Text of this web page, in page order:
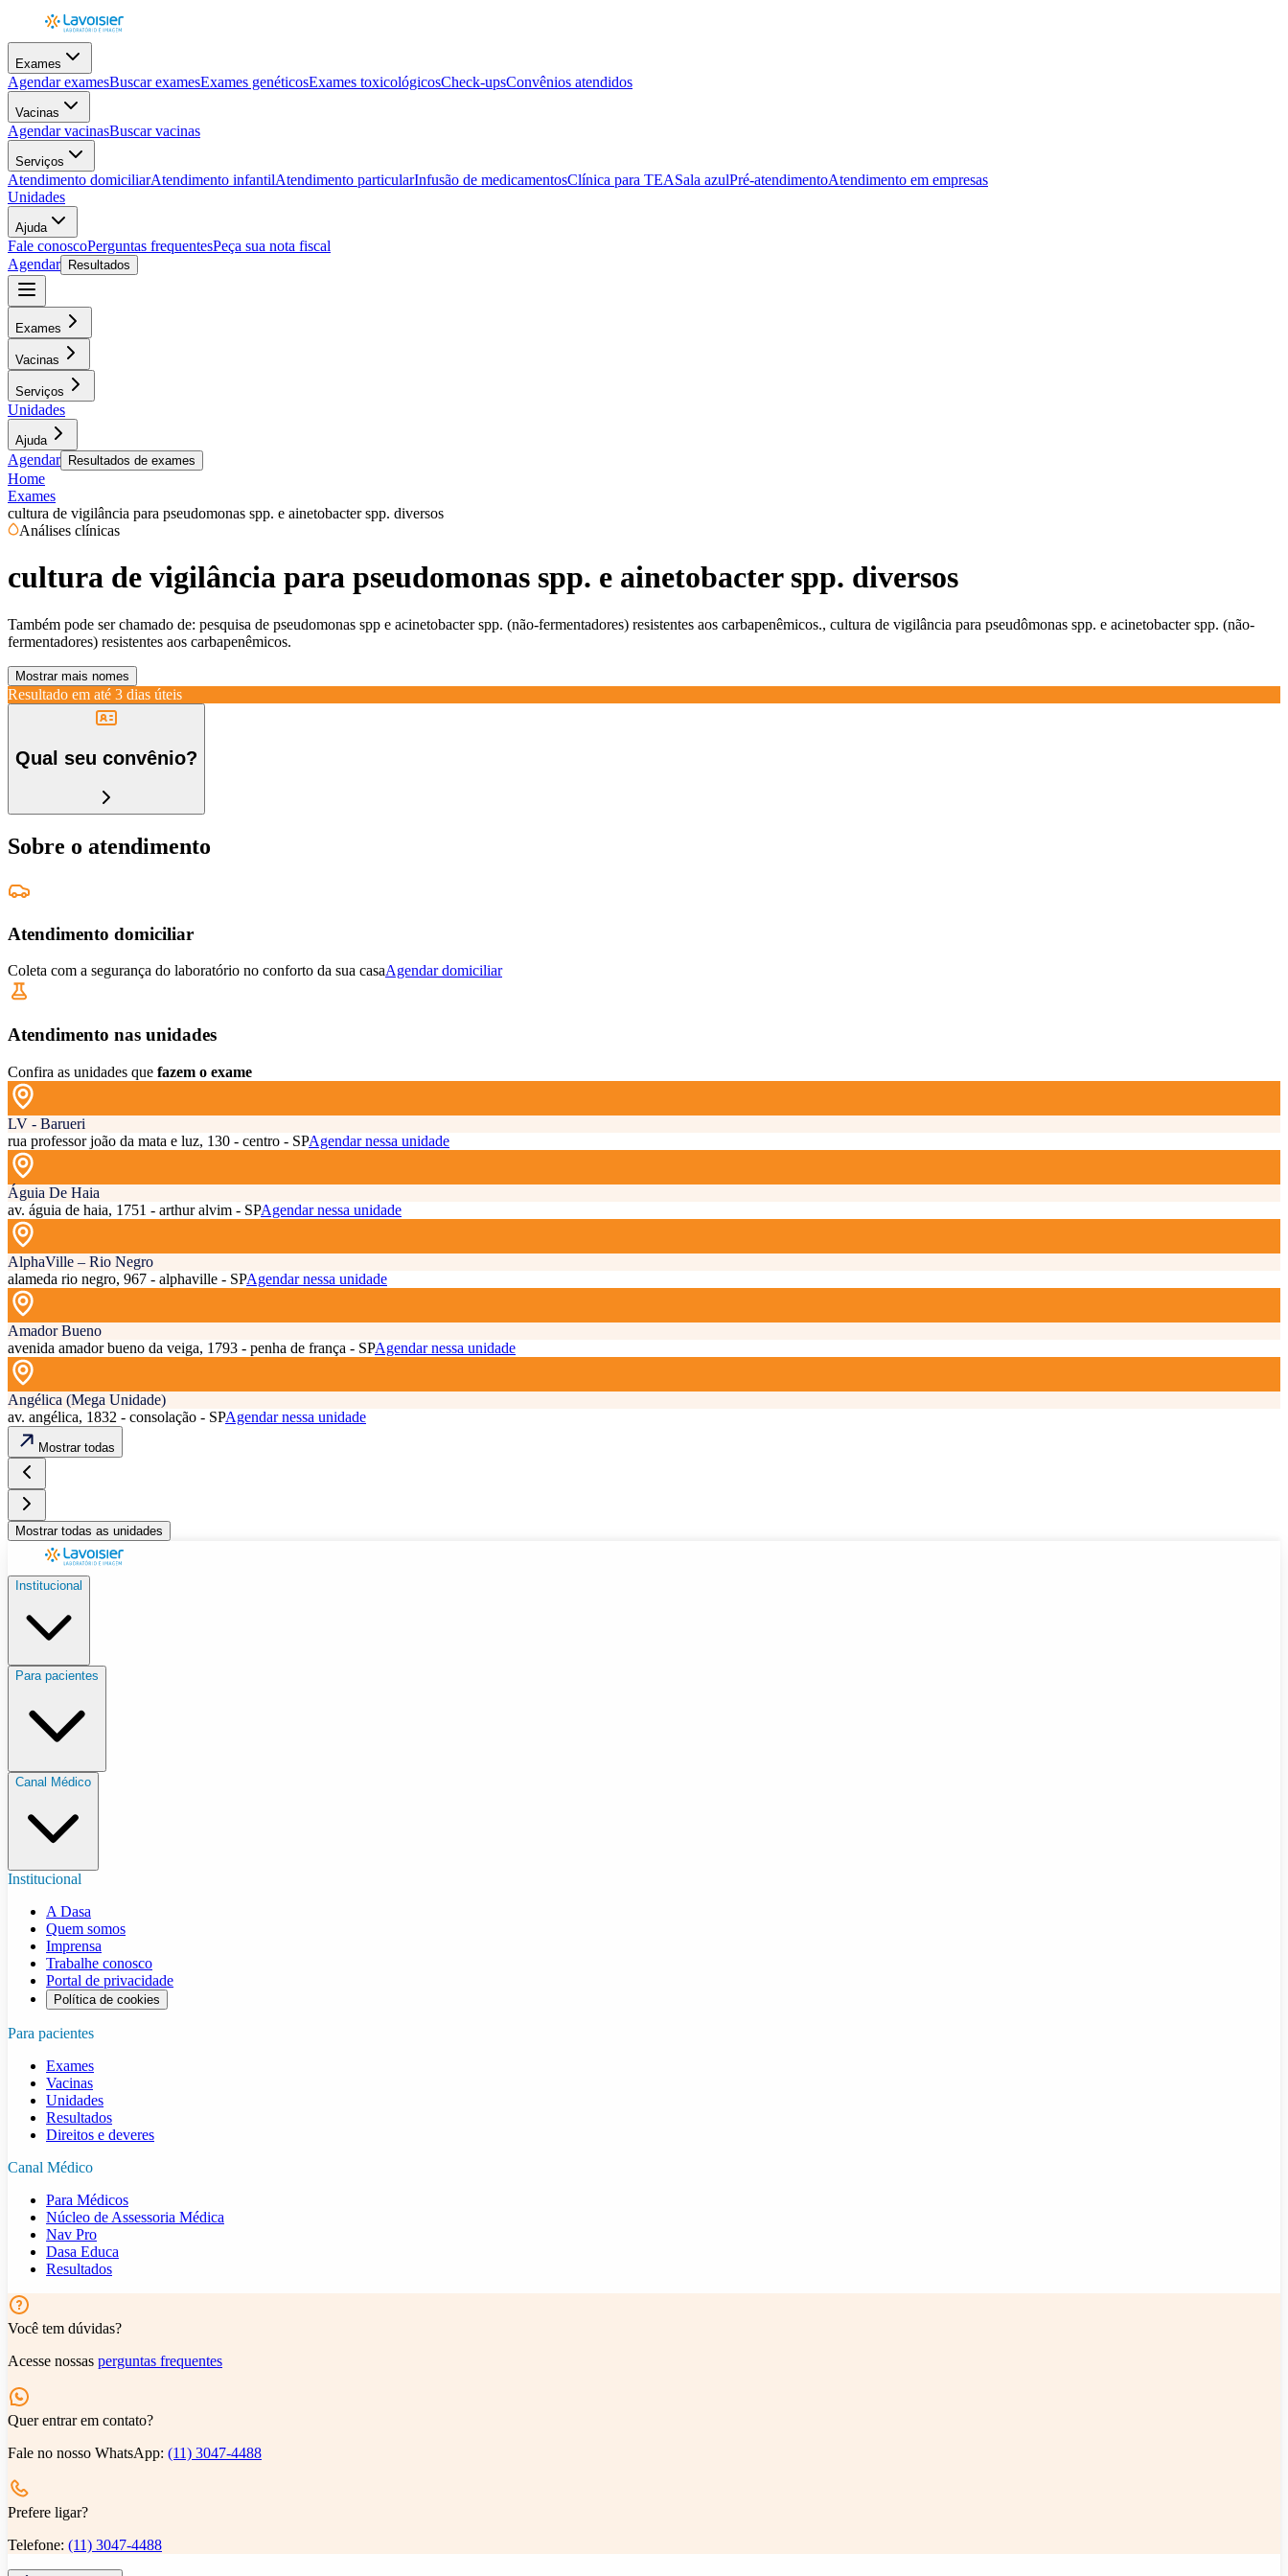
Exames
Agendar examesBuscar examesExames genéticosExames toxicológicosCheck-upsConvênios atendidos
Vacinas
Agendar vacinasBuscar vacinas
Serviços
Atendimento domiciliarAtendimento infantilAtendimento particularInfusão de medicamentosClínica para TEASala azulPré-atendimentoAtendimento em empresas
Unidades
Ajuda
Fale conoscoPerguntas frequentesPeça sua nota fiscal
Agendar
Resultados
Exames
Vacinas
Serviços
Unidades
Ajuda
Agendar Resultados de exames
Home
Exames
cultura de vigilância para pseudomonas spp. e ainetobacter spp. diversos
Análises clínicas
cultura de vigilância para pseudomonas spp. e ainetobacter spp. diversos
Também pode ser chamado de: pesquisa de pseudomonas spp e acinetobacter spp. (não-fermentadores) resistentes aos carbapenêmicos., cultura de vigilância para pseudômonas spp. e acinetobacter spp. (não-
fermentadores) resistentes aos carbapenêmicos.
Mostrar mais nomes
Resultado em até 3 dias úteis
Qual seu convênio?
Sobre o atendimento
Atendimento domiciliar
Coleta com a segurança do laboratório no conforto da sua casaAgendar domiciliar
Atendimento nas unidades
Confira as unidades que fazem o exame
LV - Barueri
rua professor joão da mata e luz, 130 - centro - SPAgendar nessa unidade
Águia De Haia
av. águia de haia, 1751 - arthur alvim - SPAgendar nessa unidade
AlphaVille – Rio Negro
alameda rio negro, 967 - alphaville - SPAgendar nessa unidade
Amador Bueno
avenida amador bueno da veiga, 1793 - penha de frança - SPAgendar nessa unidade
Angélica (Mega Unidade)
av. angélica, 1832 - consolação - SPAgendar nessa unidade
Mostrar todas
Mostrar todas as unidades
Institucional
Para pacientes
Canal Médico
Institucional
A Dasa
Quem somos
Imprensa
Trabalhe conosco
Portal de privacidade
Política de cookies
Para pacientes
Exames
Vacinas
Unidades
Resultados
Direitos e deveres
Canal Médico
Para Médicos
Núcleo de Assessoria Médica
Nav Pro
Dasa Educa
Resultados
Você tem dúvidas?
Acesse nossas perguntas frequentes
Quer entrar em contato?
Fale no nosso WhatsApp: (11) 3047-4488
Prefere ligar?
Telefone: (11) 3047-4488